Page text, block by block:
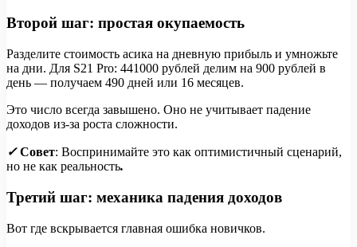
Второй шаг: простая окупаемость
Разделите стоимость асика на дневную прибыль и умножьте
на дни. Для S21 Pro: 441000 рублей делим на 900 рублей в
день — получаем 490 дней или 16 месяцев.
Это число всегда завышено. Оно не учитывает падение
доходов из-за роста сложности.
✓Совет: Воспринимайте это как оптимистичный сценарий,
но не как реальность.
Третий шаг: механика падения доходов
Вот где вскрывается главная ошибка новичков.